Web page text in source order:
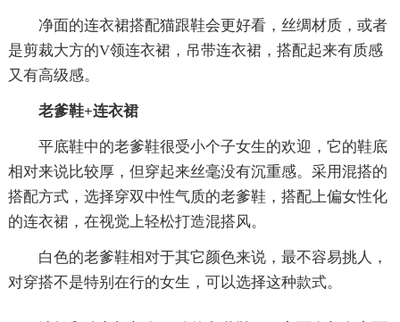
净面的连衣裙搭配猫跟鞋会更好看，丝绸材质，或者
是剪裁大方的V领连衣裙，吊带连衣裙，搭配起来有质感
又有高级感。
老爹鞋+连衣裙
平底鞋中的老爹鞋很受小个子女生的欢迎，它的鞋底
相对来说比较厚，但穿起来丝毫没有沉重感。采用混搭的
搭配方式，选择穿双中性气质的老爹鞋，搭配上偏女性化
的连衣裙，在视觉上轻松打造混搭风。
白色的老爹鞋相对于其它颜色来说，最不容易挑人，
对穿搭不是特别在行的女生，可以选择这种款式。